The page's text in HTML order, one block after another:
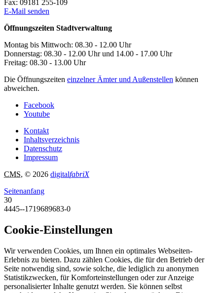
Fax: 09181 255-109
E-Mail senden
Öffnungszeiten Stadtverwaltung
Montag bis Mittwoch: 08.30 - 12.00 Uhr
Donnerstag: 08.30 - 12.00 Uhr und 14.00 - 17.00 Uhr
Freitag: 08.30 - 13.00 Uhr
Die Öffnungszeiten einzelner Ämter und Außenstellen können
abweichen.
Facebook
Youtube
Kontakt
Inhaltsverzeichnis
Datenschutz
Impressum
CMS, © 2026 digitalfabriX
Seitenanfang
30
4445--1719689683-0
Cookie-Einstellungen
Wir verwenden Cookies, um Ihnen ein optimales Webseiten-
Erlebnis zu bieten. Dazu zählen Cookies, die für den Betrieb der
Seite notwendig sind, sowie solche, die lediglich zu anonymen
Statistikzwecken, für Komforteinstellungen oder zur Anzeige
personalisierter Inhalte genutzt werden. Sie können selbst